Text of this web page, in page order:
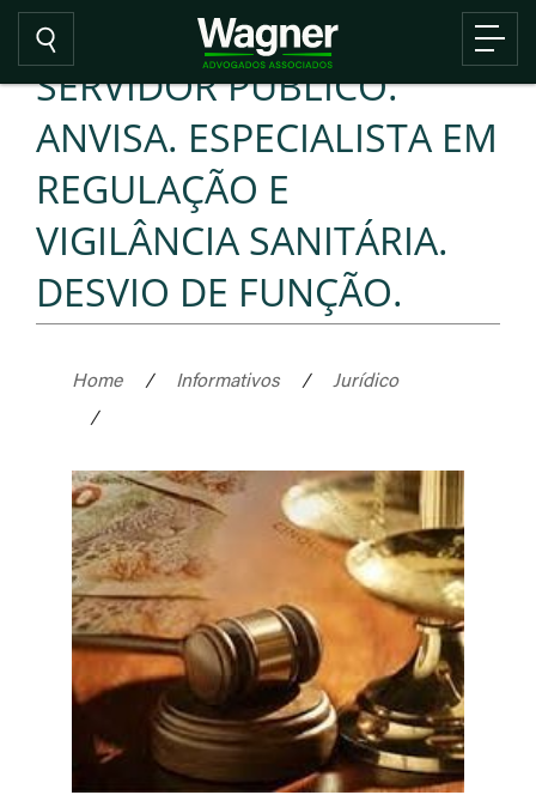
SERVIDOR PÚBLICO.
ANVISA. ESPECIALISTA EM
REGULAÇÃO E
VIGILÂNCIA SANITÁRIA.
DESVIO DE FUNÇÃO.
Home / Informativos /
Jurídico
/